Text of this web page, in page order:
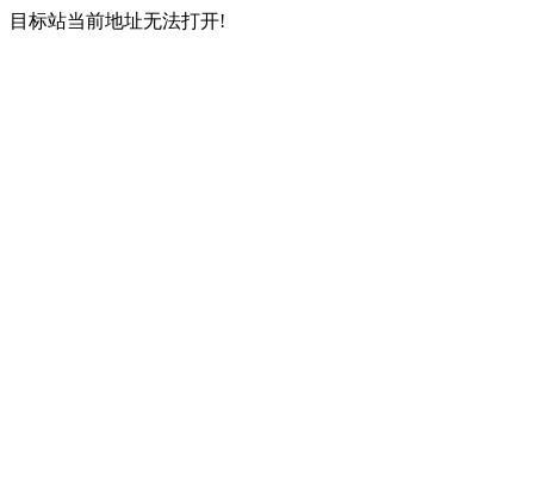
目标站当前地址无法打开!